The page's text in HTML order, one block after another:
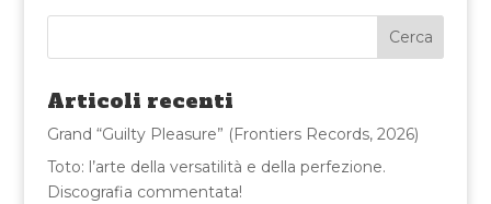
e
b
o
o
k
te
r
l
di
vi
di
Articoli recenti
Grand “Guilty Pleasure” (Frontiers Records, 2026)
Toto: l’arte della versatilità e della perfezione.
Discografia commentata!